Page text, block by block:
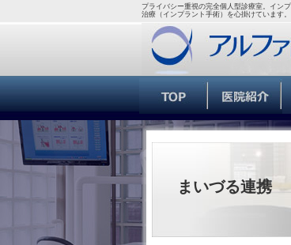
プライバシー重視の完全個人型診療室。イン
治療（インプラント手術）を心掛けています。
まいづる連携